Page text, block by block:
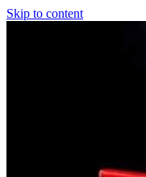
Skip to content